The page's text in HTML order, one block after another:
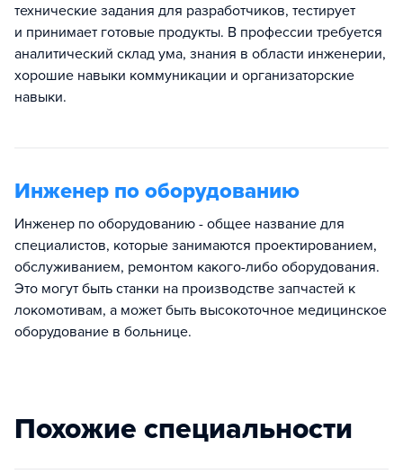
технические задания для разработчиков, тестирует
и принимает готовые продукты. В профессии требуется
аналитический склад ума, знания в области инженерии,
хорошие навыки коммуникации и организаторские
навыки.
Инженер по оборудованию
Инженер по оборудованию - общее название для
специалистов, которые занимаются проектированием,
обслуживанием, ремонтом какого-либо оборудования.
Это могут быть станки на производстве запчастей к
локомотивам, а может быть высокоточное медицинское
оборудование в больнице.
Похожие специальности